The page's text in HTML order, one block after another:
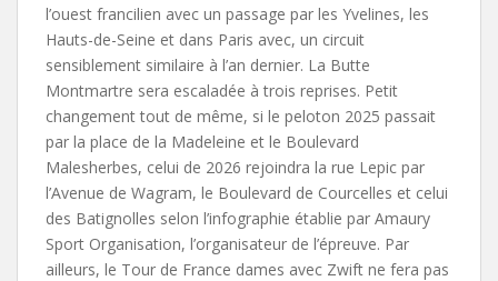
l’ouest francilien avec un passage par les Yvelines, les
Hauts-de-Seine et dans Paris avec, un circuit
sensiblement similaire à l’an dernier. La Butte
Montmartre sera escaladée à trois reprises. Petit
changement tout de même, si le peloton 2025 passait
par la place de la Madeleine et le Boulevard
Malesherbes, celui de 2026 rejoindra la rue Lepic par
l’Avenue de Wagram, le Boulevard de Courcelles et celui
des Batignolles selon l’infographie établie par Amaury
Sport Organisation, l’organisateur de l’épreuve. Par
ailleurs, le Tour de France dames avec Zwift ne fera pas